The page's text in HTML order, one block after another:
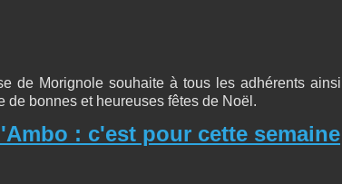
de Morignole souhaite à tous les adhérents ainsi
de bonnes et heureuses fêtes de Noël.
: c'est pour cette semaine